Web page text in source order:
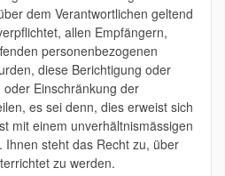
dem Verantwortlichen geltend
allen Empfängern,
personenbezogenen
diese Berichtigung oder
Einschränkung der
es sei denn, dies erweist sich
mit einem unverhältnismässigen
Ihnen steht das Recht zu, über
zu werden.